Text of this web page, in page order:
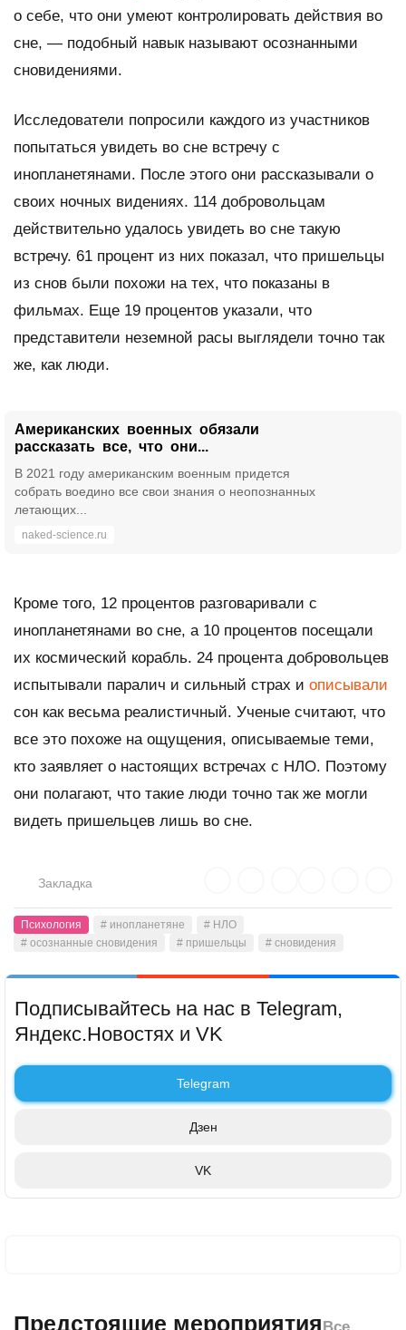
о себе, что они умеют контролировать действия во
сне, — подобный навык называют осознанными
сновидениями.
Исследователи попросили каждого из участников
попытаться увидеть во сне встречу с
инопланетянами. После этого они рассказывали о
своих ночных видениях. 114 добровольцам
действительно удалось увидеть во сне такую
встречу. 61 процент из них показал, что пришельцы
из снов были похожи на тех, что показаны в
фильмах. Еще 19 процентов указали, что
представители неземной расы выглядели точно так
же, как люди.
Американских военных обязали
рассказать все, что они...
В 2021 году американским военным придется
собрать воедино все свои знания о неопознанных
летающих...
naked-science.ru
Кроме того, 12 процентов разговаривали с
инопланетянами во сне, а 10 процентов посещали
их космический корабль. 24 процента добровольцев
испытывали паралич и сильный страх и описывали
сон как весьма реалистичный. Ученые считают, что
все это похоже на ощущения, описываемые теми,
кто заявляет о настоящих встречах с НЛО. Поэтому
они полагают, что такие люди точно так же могли
видеть пришельцев лишь во сне.
Закладка
Психология # инопланетяне
# НЛО
# осознанные сновидения
# пришельцы # сновидения
Подписывайтесь на нас в Telegram,
Яндекс.Новостях и VK
Telegram
Дзен
VK
Предстоящие мероприятияВсе